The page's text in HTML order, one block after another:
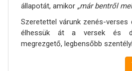
állapotát, amikor „már bentről
Szeretettel várunk zenés-verses
élhessük át a versek és
megrezgető, legbensőbb